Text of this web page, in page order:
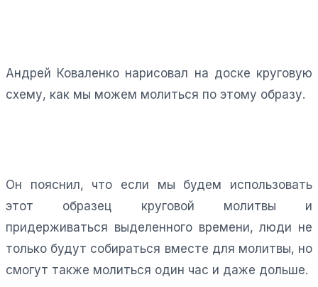
Андрей Коваленко нарисовал на доске круговую
схему, как мы можем молиться по этому образу.
Он пояснил, что если мы будем использовать
этот образец круговой молитвы и
придерживаться выделенного времени, люди не
только будут собираться вместе для молитвы, но
смогут также молиться один час и даже дольше.